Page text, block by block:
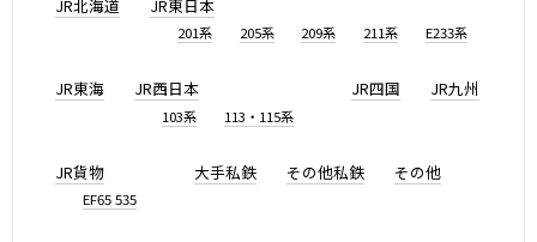
JR北海道 JR東日本
201系 205系 209系 211系 E233系
JR東海 JR西日本
103系 113・115系
JR四国 JR九州
JR貨物
EF65 535
大手私鉄 その他私鉄 その他